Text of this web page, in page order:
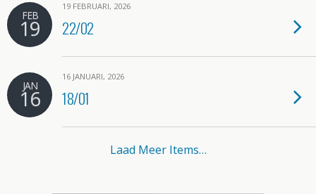
FEB
19
19 FEBRUARI, 2026
22/02
JAN
16
16 JANUARI, 2026
18/01
Laad Meer Items…